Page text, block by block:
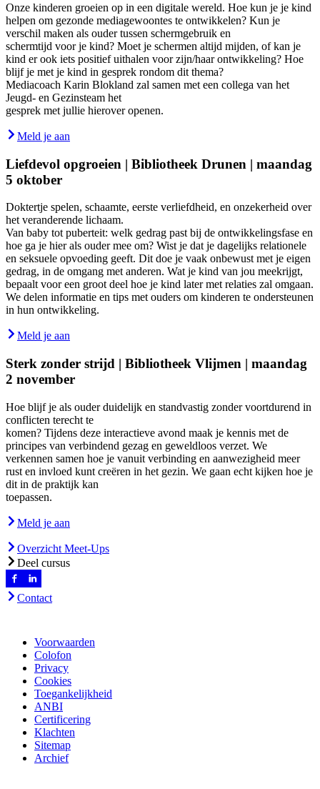
Onze kinderen groeien op in een digitale wereld. Hoe kun je je kind
helpen om gezonde mediagewoontes te ontwikkelen? Kun je
verschil maken als ouder tussen schermgebruik en
schermtijd voor je kind? Moet je schermen altijd mijden, of kan je
kind er ook iets positief uithalen voor zijn/haar ontwikkeling? Hoe
blijf je met je kind in gesprek rondom dit thema?
Mediacoach Karin Blokland zal samen met een collega van het
Jeugd- en Gezinsteam het
gesprek met jullie hierover openen.
Meld je aan
Liefdevol opgroeien | Bibliotheek Drunen | maandag
5 oktober
Doktertje spelen, schaamte, eerste verliefdheid, en onzekerheid over
het veranderende lichaam.
Van baby tot puberteit: welk gedrag past bij de ontwikkelingsfase en
hoe ga je hier als ouder mee om? Wist je dat je dagelijks relationele
en seksuele opvoeding geeft. Dit doe je vaak onbewust met je eigen
gedrag, in de omgang met anderen. Wat je kind van jou meekrijgt,
bepaalt voor een groot deel hoe je kind later met relaties zal omgaan.
We delen informatie en tips met ouders om kinderen te ondersteunen
in hun ontwikkeling.
Meld je aan
Sterk zonder strijd | Bibliotheek Vlijmen | maandag
2 november
Hoe blijf je als ouder duidelijk en standvastig zonder voortdurend in
conflicten terecht te
komen? Tijdens deze interactieve avond maak je kennis met de
principes van verbindend gezag en geweldloos verzet. We
verkennen samen hoe je vanuit verbinding en aanwezigheid meer
rust en invloed kunt creëren in het gezin. We gaan echt kijken hoe je
dit in de praktijk kan
toepassen.
Meld je aan
Overzicht Meet-Ups
Deel cursus
Contact
Voorwaarden
Colofon
Privacy
Cookies
Toegankelijkheid
ANBI
Certificering
Klachten
Sitemap
Archief